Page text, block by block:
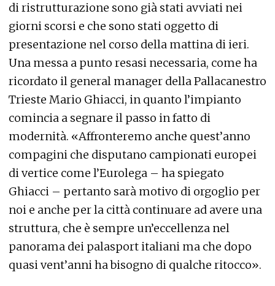
di ristrutturazione sono già stati avviati nei
giorni scorsi e che sono stati oggetto di
presentazione nel corso della mattina di ieri.
Una messa a punto resasi necessaria, come ha
ricordato il general manager della Pallacanestro
Trieste Mario Ghiacci, in quanto l’impianto
comincia a segnare il passo in fatto di
modernità. «Affronteremo anche quest’anno
compagini che disputano campionati europei
di vertice come l’Eurolega – ha spiegato
Ghiacci – pertanto sarà motivo di orgoglio per
noi e anche per la città continuare ad avere una
struttura, che è sempre un’eccellenza nel
panorama dei palasport italiani ma che dopo
quasi vent’anni ha bisogno di qualche ritocco».